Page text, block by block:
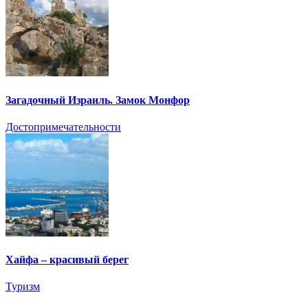
Загадочный Израиль. Замок Монфор
Достопримечательности
Хайфа – красивый берег
Туризм